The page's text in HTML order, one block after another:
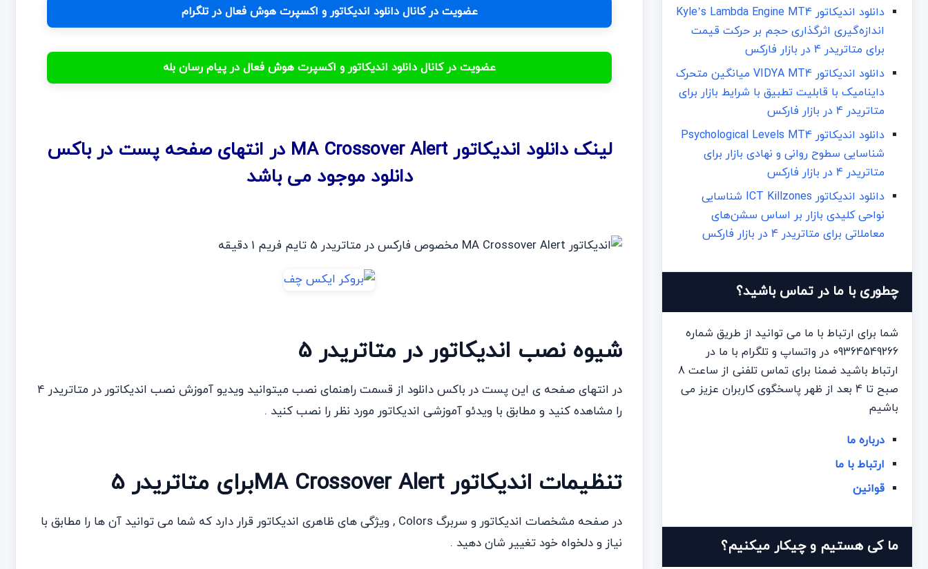
عضویت در کانال دانلود اندیکاتور و اکسپرت هوش فعال در تلگرام
عضویت در کانال دانلود اندیکاتور و اکسپرت هوش فعال در پیام رسان بله
لینک دانلود اندیکاتور MA Crossover Alert
در انتهای صفحه پست در باکس
دانلود موجود می باشد
شیوه نصب اندیکاتور در متاتریدر 5
در انتهای صفحه ی این پست در باکس دانلود از قسمت راهنمای نصب میتوانید ویدیو آموزش نصب اندیکاتور در متاتریدر 4
را مشاهده کنید و مطابق با ویدئو آموزشی اندیکاتور مورد نظر را نصب کنید .
تنظیمات اندیکاتور MA Crossover Alertبرای متاتریدر 5
در صفحه مشخصات اندیکاتور و سربرگ Colors , ویژگی های ظاهری اندیکاتور قرار دارد که شما می توانید آن ها را مطابق با
نیاز و دلخواه خود تغییر شان دهید .
دانلود اندیکاتور Kyle’s Lambda Engine MT4
اندازه‌گیری اثرگذاری حجم بر حرکت قیمت
برای متاتریدر 4 در بازار فارکس
دانلود اندیکاتور VIDYA MT4 میانگین متحرک
داینامیک با قابلیت تطبیق با شرایط بازار برای
متاتریدر 4 در بازار فارکس
دانلود اندیکاتور Psychological Levels MT4
شناسایی سطوح روانی و نهادی بازار برای
متاتریدر 4 در بازار فارکس
دانلود اندیکاتور ICT Killzones شناسایی
نواحی کلیدی بازار بر اساس سشن‌های
معاملاتی برای متاتریدر 4 در بازار فارکس
چطوری با ما در تماس باشید؟
شما برای ارتباط با ما می توانید از طریق شماره
09364549266 در واتساپ و تلگرام با ما در
ارتباط باشید ضمنا برای تماس تلفنی از ساعت 8
صبح تا 4 بعد از ظهر پاسخگوی کاربران عزیز می
باشیم
درباره ما
ارتباط با ما
قوانین
ما کی هستیم و چیکار میکنیم؟